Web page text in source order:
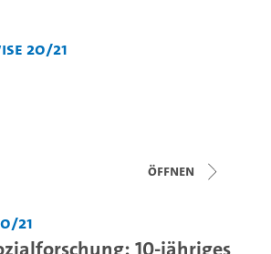
20/21
Öffnen
21
10-jähriges